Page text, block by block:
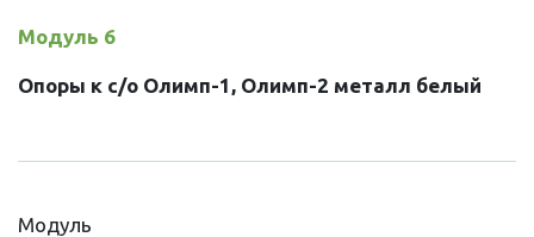
Модуль 6
Опоры к с/о Олимп-1, Олимп-2 металл белый
Модуль